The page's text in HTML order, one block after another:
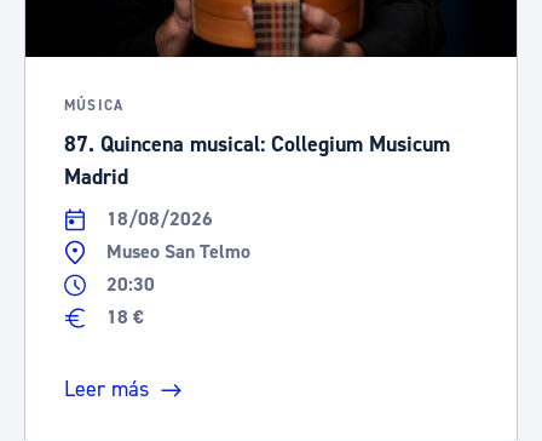
MÚSICA
87. Quincena musical: Collegium Musicum
Madrid
18/08/2026
Museo San Telmo
20:30
18 €
Leer más